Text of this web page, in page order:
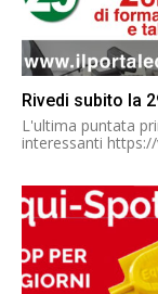
Rivedi subito la
L'ultima puntata